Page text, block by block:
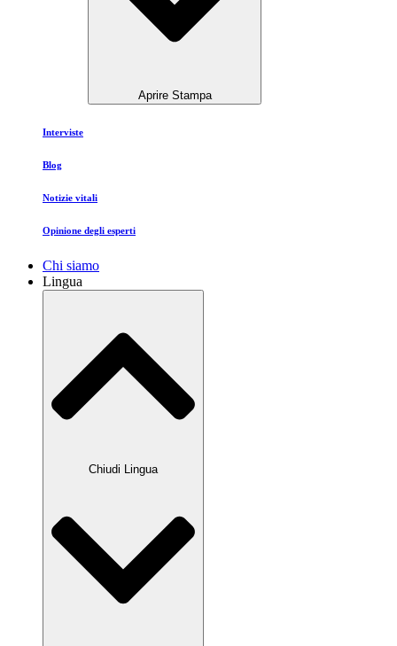
Aprire Stampa
Interviste
Blog
Notizie vitali
Opinione degli esperti
Chi siamo
Lingua
Chiudi Lingua